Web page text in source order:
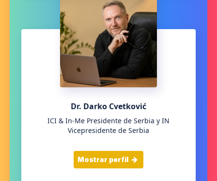
Dr. Darko Cvetković
ICI & In-Me Presidente de Serbia y IN
Vicepresidente de Serbia
Mostrar perfil